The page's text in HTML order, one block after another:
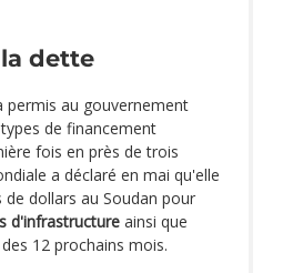
dette
permis au gouvernement
de financement
fois en près de trois
a déclaré en mai qu'elle
dollars au Soudan pour
d'infrastructure ainsi que
12 prochains mois.